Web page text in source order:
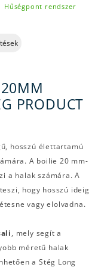
Hűségpont rendszer
PRODUCT
hosszú élettartamú
A boilie 20 mm-
a halak számára. A
hogy hosszú ideig
vagy elolvadna.
, mely segít a
méretű halak
a Stég Long